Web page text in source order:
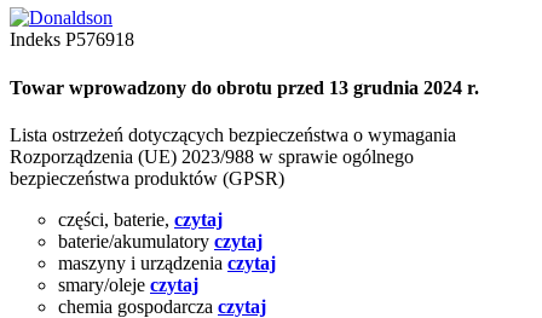
Indeks P576918
Towar wprowadzony do obrotu przed 13 grudnia 2024 r.
Lista ostrzeżeń dotyczących bezpieczeństwa o wymagania
Rozporządzenia (UE) 2023/988 w sprawie ogólnego
bezpieczeństwa produktów (GPSR)
części, baterie, czytaj
baterie/akumulatory czytaj
maszyny i urządzenia czytaj
smary/oleje czytaj
chemia gospodarcza czytaj